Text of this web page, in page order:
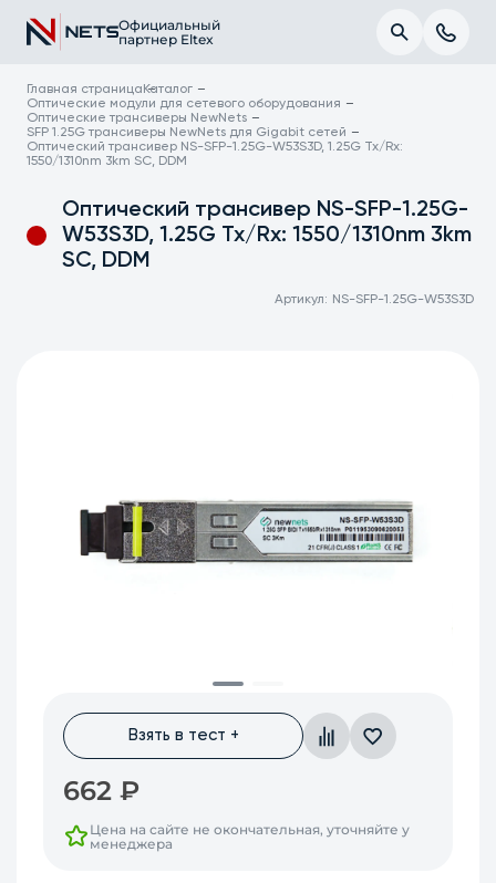
Официальный
партнер Eltex
Главная страница Каталог
Оптические модули для сетевого оборудования
Оптические трансиверы NewNets
SFP 1.25G трансиверы NewNets для Gigabit сетей
Оптический трансивер NS-SFP-1.25G-W53S3D, 1.25G Tx/Rx:
1550/1310nm 3km SC, DDM
Оптический трансивер NS-SFP-1.25G-
W53S3D, 1.25G Tx/Rx: 1550/1310nm 3km
SC, DDM
Артикул: NS-SFP-1.25G-W53S3D
Взять в тест +
662₽
Цена на сайте не окончательная, уточняйте у
менеджера